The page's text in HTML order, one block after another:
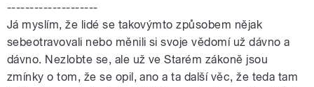
--------------------
Já myslím, že lidé se takovýmto způsobem nějak
sebeotravovali nebo měnili si svoje vědomí už dávno a
dávno. Nezlobte se, ale už ve Starém zákoně jsou
zmínky o tom, že se opil, ano a ta další věc, že teda tam